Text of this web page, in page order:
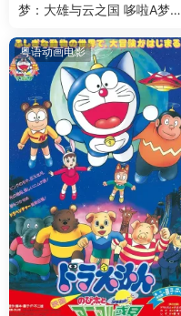
梦：大雄与云之国 哆啦A梦剧
粤语动画电影